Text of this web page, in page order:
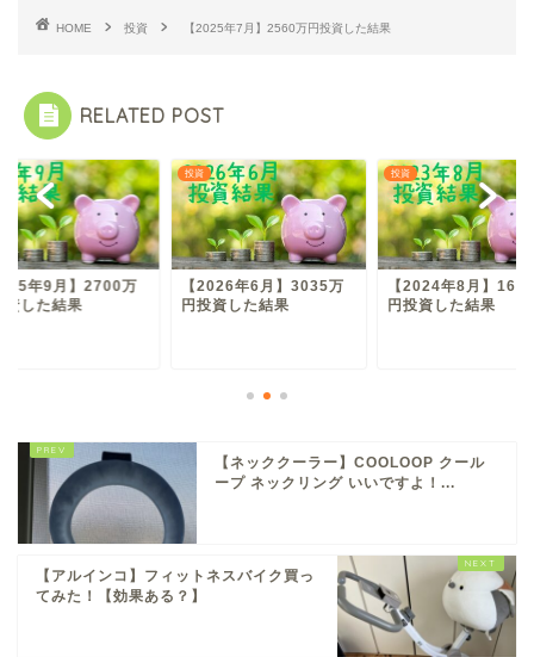
HOME 投資 【2025年7月】2560万円投資した結果
RELATED POST
年9月】2700万
資した結果
投資
【2026年6月】3035万
円投資した結果
投資
【2024年8月】
円投資した結果
【ネッククーラー】COOLOOP クール
ープ ネックリング いいですよ！...
【アルインコ】フィットネスバイク買っ
てみた！【効果ある？】